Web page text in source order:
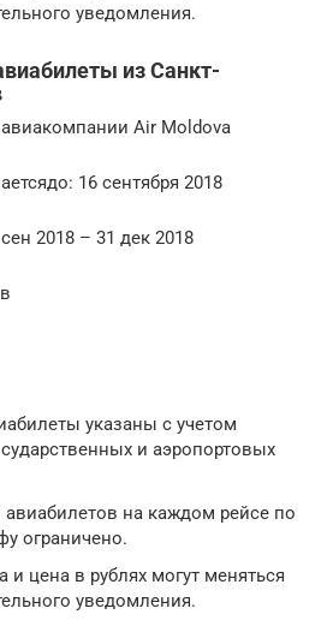
уведомления.
из Санкт-
Air Moldova
16 сентября 2018
2018 – 31 дек 2018
указаны с учетом
и аэропортовых
на каждом рейсе по
ограничено.
и цена в рублях могут меняться
уведомления.